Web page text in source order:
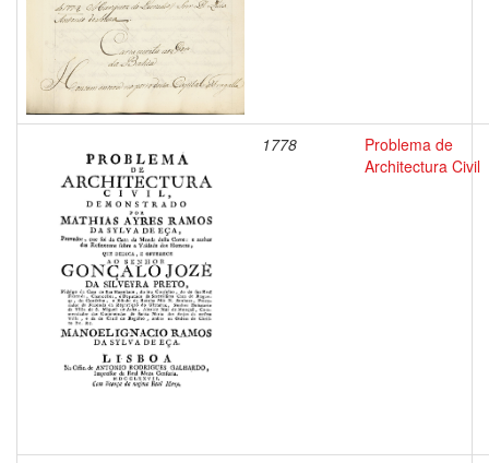
1778
Problema de
Architectura Civil